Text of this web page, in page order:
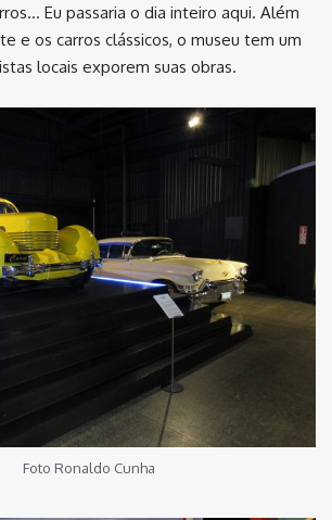
Eu passaria o dia inteiro aqui. Além
e os carros clássicos, o museu tem um
locais exporem suas obras.
Foto Ronaldo Cunha